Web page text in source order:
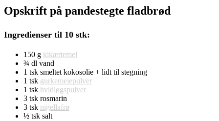
Opskrift på pandestegte fladbrød
Ingredienser til 10 stk:
150 g kikærtemel
¾ dl vand
1 tsk smeltet kokosolie + lidt til stegning
1 tsk gurkemejepulver
1 tsk hvidløgspulver
3 tsk rosmarin
3 tsk nigellafrø
½ tsk salt